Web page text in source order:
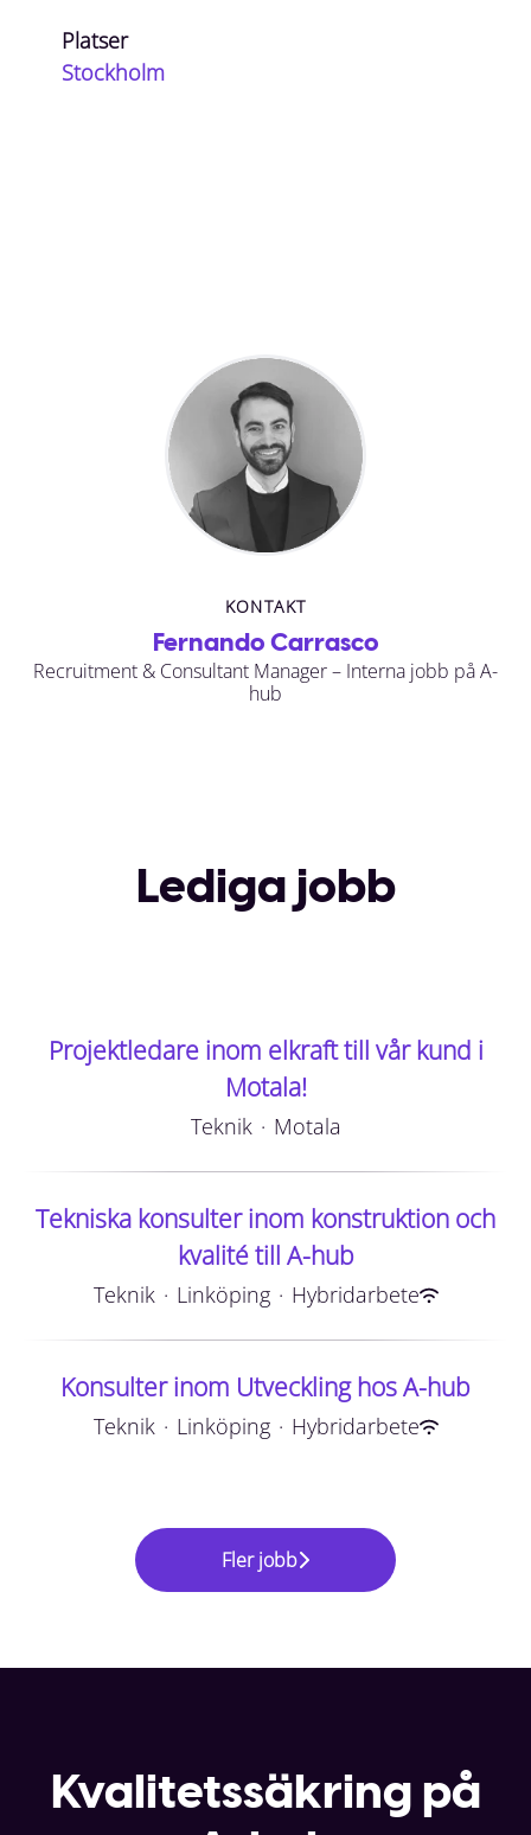
Platser
Stockholm
KONTAKT
Fernando Carrasco
Recruitment & Consultant Manager – Interna jobb på A-
hub
Lediga jobb
Projektledare inom elkraft till vår kund i
Motala!
Teknik · Motala
Tekniska konsulter inom konstruktion och
kvalité till A-hub
Teknik · Linköping · Hybridarbete
Konsulter inom Utveckling hos A-hub
Teknik · Linköping · Hybridarbete
Fler jobb
Kvalitetssäkring på